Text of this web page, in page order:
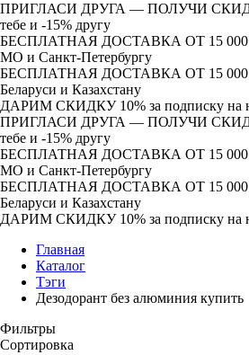
ПРИГЛАСИ ДРУГА — ПОЛУЧИ
тебе и -15% другу
БЕСПЛАТНАЯ ДОСТАВКА ОТ 15
МО и Санкт-Петербургу
БЕСПЛАТНАЯ ДОСТАВКА ОТ 15
Беларуси и Казахстану
ДАРИМ СКИДКУ 10% за подписку на
ПРИГЛАСИ ДРУГА — ПОЛУЧИ
тебе и -15% другу
БЕСПЛАТНАЯ ДОСТАВКА ОТ 15
МО и Санкт-Петербургу
БЕСПЛАТНАЯ ДОСТАВКА ОТ 15
Беларуси и Казахстану
ДАРИМ СКИДКУ 10% за подписку на
Главная
Каталог
Тэги
Дезодорант без алюминия купить
Фильтры
Сортировка